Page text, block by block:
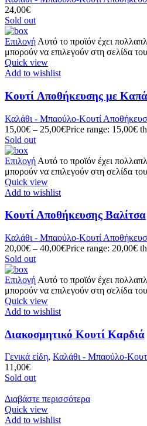
24,00€
Sold out
Επιλογή Αυτό το προϊόν έχει
μπορούν να επιλεγούν στη σελίδα
Quick view
Add to wishlist
Κουτί Aποθήκευσης με
Καλάθι - Μπαούλο-Κουτί
15,00€ – 25,00€Price range: 15,00€
Sold out
Επιλογή Αυτό το προϊόν έχει
μπορούν να επιλεγούν στη σελίδα
Quick view
Add to wishlist
Κουτί Αποθήκευσης Βαλίτσα
Καλάθι - Μπαούλο-Κουτί
20,00€ – 40,00€Price range: 20,00€
Sold out
Επιλογή Αυτό το προϊόν έχει
μπορούν να επιλεγούν στη σελίδα
Quick view
Add to wishlist
Διακοσμητικό Κουτί Καρδιά
Γενικά είδη, Καλάθι - Μπαούλο-
11,00€
Sold out
Διαβάστε περισσότερα
Quick view
Add to wishlist